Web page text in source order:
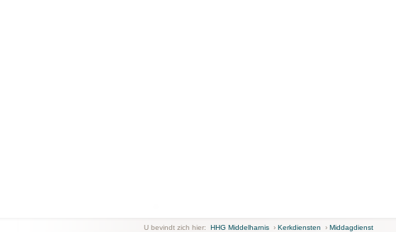
U bevindt zich hier: HHG Middelharnis › Kerkdiensten › Middagdienst